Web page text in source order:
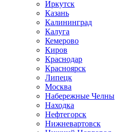
Иркутск
Казань
Калининград
Калуга
Кемерово
Киров
Краснодар
Красноярск
Липецк
Москва
Набережные Челны
Находка
Нефтегорск
Нижневартовск